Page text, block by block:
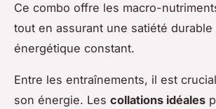
Ce combo offre les macro-
tout en assurant une satiété
énergétique constant.
Entre les entraînements, il est
son énergie. Les collations idéales